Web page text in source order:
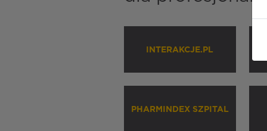
INTERAKCJE.PL
PHARMINDEX SZPITAL